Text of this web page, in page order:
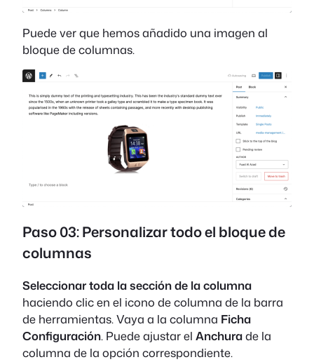
Puede ver que hemos añadido una imagen al
bloque de columnas.
Paso 03: Personalizar todo el bloque de
columnas
Seleccionar toda la sección de la columna
haciendo clic en el icono de columna de la barra
de herramientas. Vaya a la columna Ficha
Configuración. Puede ajustar el Anchurade la
columna de la opción correspondiente.